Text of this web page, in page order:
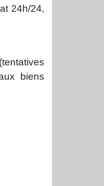
24h/24,
biens